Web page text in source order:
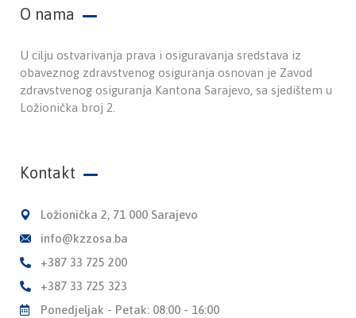
O nama
U cilju ostvarivanja prava i osiguravanja sredstava iz
obaveznog zdravstvenog osiguranja osnovan je Zavod
zdravstvenog osiguranja Kantona Sarajevo, sa sjedištem u
Ložionička broj 2.
Kontakt
Ložionička 2, 71 000 Sarajevo
info@kzzosa.ba
+387 33 725 200
+387 33 725 323
Ponedjeljak - Petak: 08:00 - 16:00